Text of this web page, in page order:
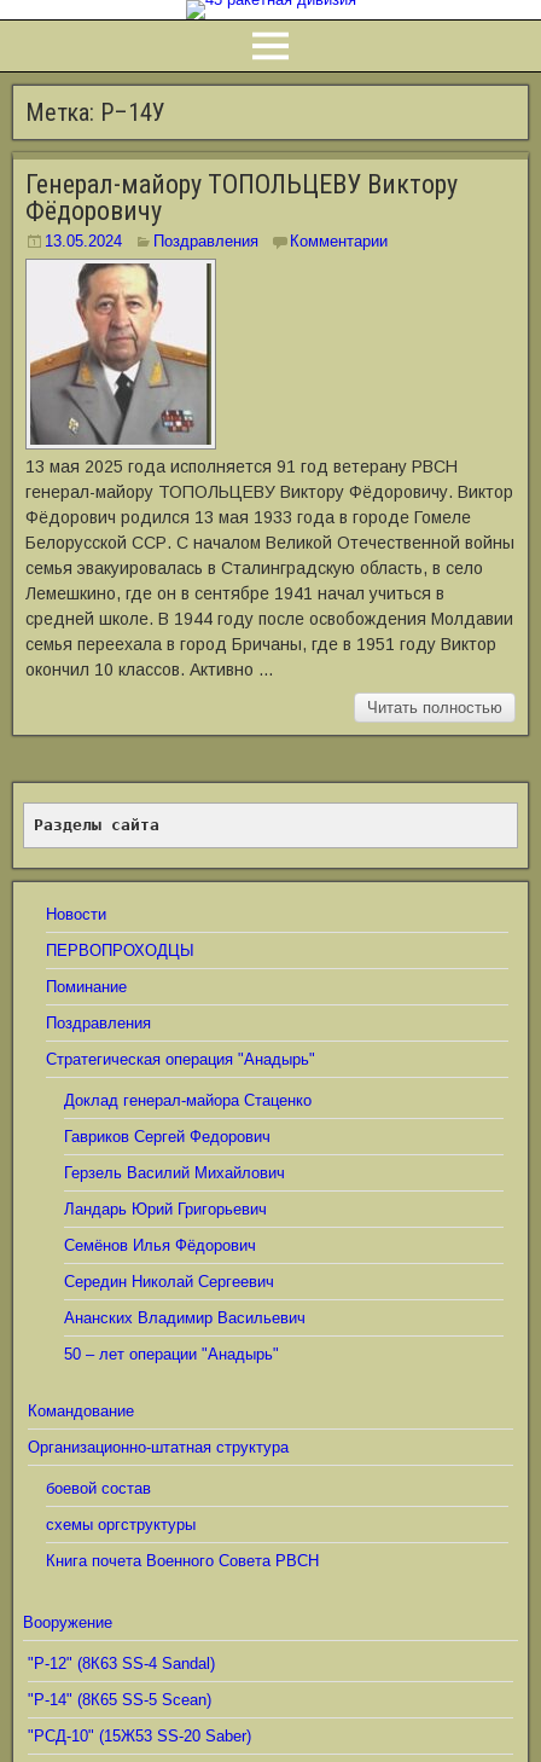
Метка: Р–14У
Генерал-майору ТОПОЛЬЦЕВУ Виктору
Фёдоровичу
13.05.2024 Поздравления Комментарии
13 мая 2025 года исполняется 91 год ветерану РВСН
генерал-майору ТОПОЛЬЦЕВУ Виктору Фёдоровичу. Виктор
Фёдорович родился 13 мая 1933 года в городе Гомеле
Белорусской ССР. С началом Великой Отечественной войны
семья эвакуировалась в Сталинградскую область, в село
Лемешкино, где он в сентябре 1941 начал учиться в
средней школе. В 1944 году после освобождения Молдавии
семья переехала в город Бричаны, где в 1951 году Виктор
окончил 10 классов. Активно …
Читать полностью
Разделы сайта
Новости
ПЕРВОПРОХОДЦЫ
Поминание
Поздравления
Стратегическая операция "Анадырь"
Доклад генерал-майора Стаценко
Гавриков Сергей Федорович
Герзель Василий Михайлович
Ландарь Юрий Григорьевич
Семёнов Илья Фёдорович
Середин Николай Сергеевич
Ананских Владимир Васильевич
50 – лет операции "Анадырь"
Командование
Организационно-штатная структура
боевой состав
схемы оргструктуры
Книга почета Военного Совета РВСН
Вооружение
"Р-12" (8К63 SS-4 Sandal)
"Р-14" (8К65 SS-5 Scean)
"РСД-10" (15Ж53 SS-20 Saber)